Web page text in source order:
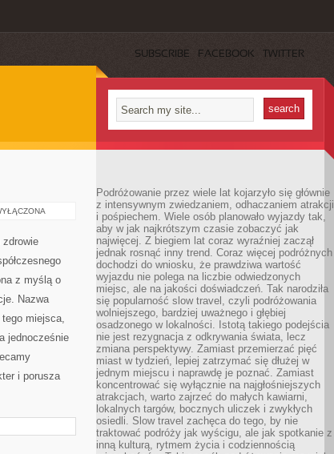
SUBSCRIBE FACEBOOK TWITTER
z myślą o
Nazwa
miejsca,
jednocześnie
i porusza
Podróżowanie przez wiele lat kojarzyło się głównie
z intensywnym zwiedzaniem, odhaczaniem atrakcji
i pośpiechem. Wiele osób planowało wyjazdy tak,
aby w jak najkrótszym czasie zobaczyć jak
najwięcej. Z biegiem lat coraz wyraźniej zaczął
jednak rosnąć inny trend. Coraz więcej podróżnych
dochodzi do wniosku, że prawdziwa wartość
wyjazdu nie polega na liczbie odwiedzonych
miejsc, ale na jakości doświadczeń. Tak narodziła
się popularność slow travel, czyli podróżowania
wolniejszego, bardziej uważnego i głębiej
osadzonego w lokalności. Istotą takiego podejścia
nie jest rezygnacja z odkrywania świata, lecz
zmiana perspektywy. Zamiast przemierzać pięć
miast w tydzień, lepiej zatrzymać się dłużej w
jednym miejscu i naprawdę je poznać. Zamiast
koncentrować się wyłącznie na najgłośniejszych
atrakcjach, warto zajrzeć do małych kawiarni,
lokalnych targów, bocznych uliczek i zwykłych
osiedli. Slow travel zachęca do tego, by nie
traktować podróży jak wyścigu, ale jak spotkanie z
inną kulturą, rytmem życia i codziennością